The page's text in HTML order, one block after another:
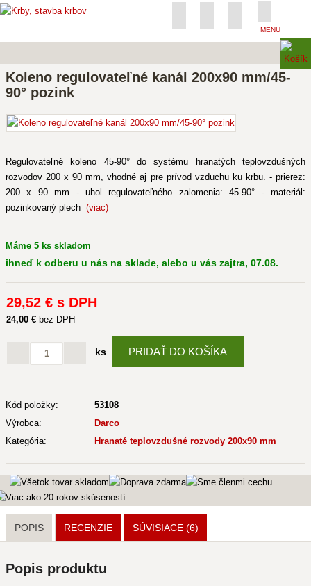
MENU
Koleno regulovateľné kanál 200x90 mm/45-
90° pozink
Regulovateľné koleno 45-90° do systému hranatých teplovzdušných
rozvodov 200 x 90 mm, vhodné aj pre prívod vzduchu ku krbu. - prierez:
200 x 90 mm - uhol regulovateľného zalomenia: 45-90° - materiál:
pozinkovaný plech (viac)
Máme 5 ks skladom
ihneď k odberu u nás na sklade, alebo u vás zajtra, 07.08.
29,52 € s DPH
24,00 € bez DPH
ks PRIDAŤ DO KOŠÍKA
Kód položky:
53108
Výrobca:
Darco
Kategória:
Hranaté teplovzdušné rozvody 200x90 mm
POPIS RECENZIE SÚVISIACE (6)
Popis produktu